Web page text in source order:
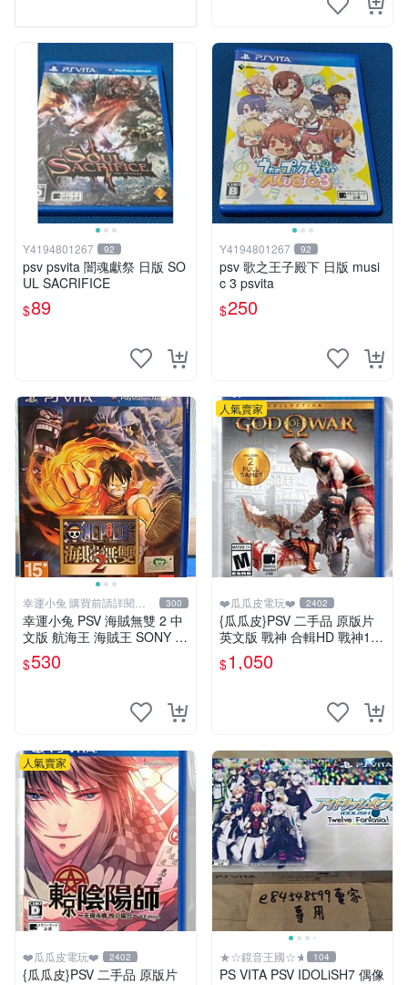
Y4194801267 92
psv psvita 闇魂獻祭 日版 SO
UL SACRIFICE
$89
Y4194801267 92
psv 歌之王子殿下 日版 musi
c 3 psvita
$250
幸運小兔 購買前請詳閱賣
場公告
300
幸運小兔 PSV 海賊無雙 2 中
文版 航海王 海賊王 SONY P
S Vita 主機適用 庫
$530
人氣賣家
❤️瓜瓜皮電玩❤️ 2402
{瓜瓜皮}PSV 二手品 原版片
英文版 戰神 合輯HD 戰神1+2
合輯(遊戲都有回收)
$1,050
人氣賣家
❤️瓜瓜皮電玩❤️ 2402
{瓜瓜皮}PSV 二手品 原版片
★☆鏡音王國☆★ 104
PS VITA PSV IDOLiSH7 偶像